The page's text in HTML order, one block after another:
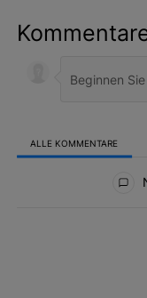
ALLE KOMMENTARE